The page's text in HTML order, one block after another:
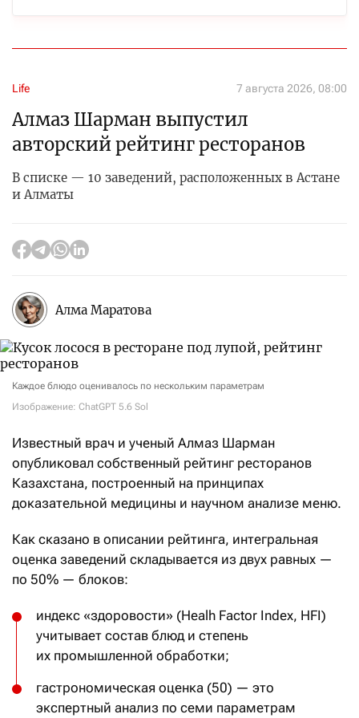
Life 7 августа 2026, 08:00
Алмаз Шарман выпустил
авторский рейтинг ресторанов
В списке — 10 заведений, расположенных в Астане
и Алматы
Алма Маратова
Каждое блюдо оценивалось по нескольким параметрам
Изображение: ChatGPT 5.6 Sol
Известный врач и ученый Алмаз Шарман
опубликовал собственный рейтинг ресторанов
Казахстана, построенный на принципах
доказательной медицины и научном анализе меню.
Как сказано в описании рейтинга, интегральная
оценка заведений складывается из двух равных —
по 50% — блоков:
индекс «здоровости» (Healh Factor Index, HFI)
учитывает состав блюд и степень
их промышленной обработки;
гастрономическая оценка (50) — это
экспертный анализ по семи параметрам